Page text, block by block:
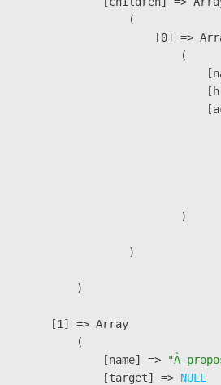
                (
[0] =>
                        (
                        )
                )
        )
    [1] => Array
        (
            [name] =>
"À
            [target] =>
NULL